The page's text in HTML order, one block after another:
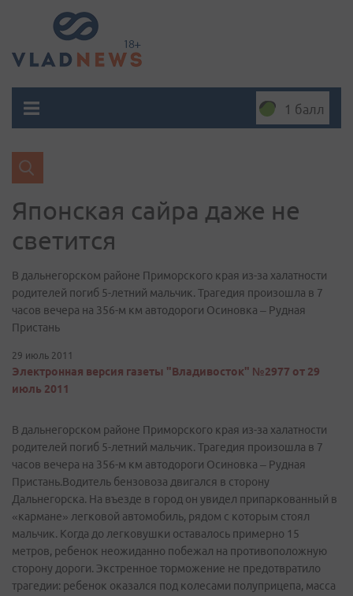
1 балл
Японская сайра даже не
светится
В дальнегорском районе Приморского края из-за халатности
родителей погиб 5-летний мальчик. Трагедия произошла в 7
часов вечера на 356-м км автодороги Осиновка – Рудная
Пристань
29 июль 2011
Электронная версия газеты "Владивосток" №2977 от 29
июль 2011
В дальнегорском районе Приморского края из-за халатности
родителей погиб 5-летний мальчик. Трагедия произошла в 7
часов вечера на 356-м км автодороги Осиновка – Рудная
Пристань.Водитель бензовоза двигался в сторону
Дальнегорска. На въезде в город он увидел припаркованный в
«кармане» легковой автомобиль, рядом с которым стоял
мальчик. Когда до легковушки оставалось примерно 15
метров, ребенок неожиданно побежал на противоположную
сторону дороги. Экстренное торможение не предотвратило
трагедии: ребенок оказался под колесами полуприцепа, масса